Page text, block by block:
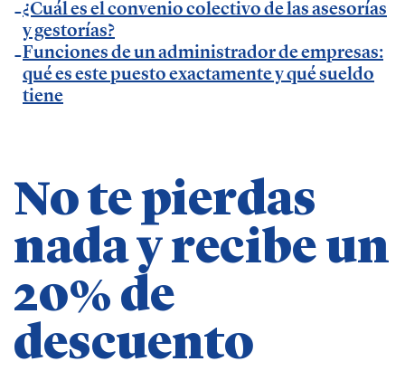
— Entrevista enEconomía Digital.
— Entrevista en Ideas para tu empresa de
Vodafone.
— Entrevista en
— Entrevista en
KFund.
— Entrevista en AXA Seguros España.
— Entrevista en GestionaRadio.
Marcos De La Cueva en eventos
— Participación como ponente en Accountex
¿Cuál es el convenio colectivo de las asesorías
y gestorías?
Funciones de un administrador de empresas:
qué es este puesto exactamente y qué sueldo
tiene
No te pierdas
nada y recibe un
20% de
descuento